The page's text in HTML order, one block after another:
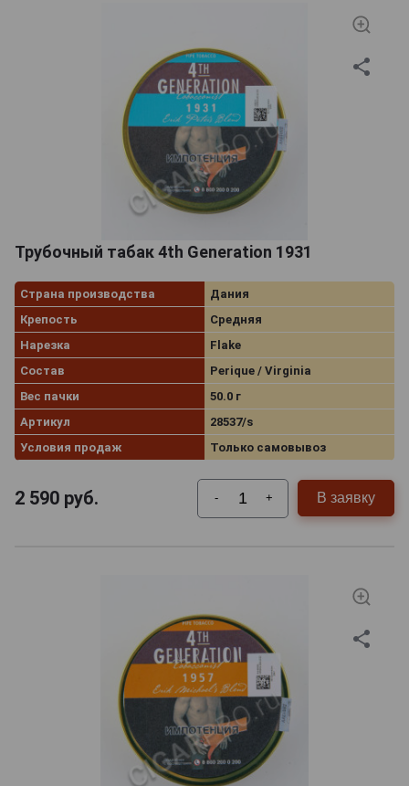
Трубочный табак 4th Generation 1931
Страна производства
Дания
Крепость
Средняя
Нарезка
Flake
Состав
Perique / Virginia
Вес пачки
50.0 г
Артикул
28537/s
Условия продаж
Только самовывоз
2 590 руб. - + В заявку